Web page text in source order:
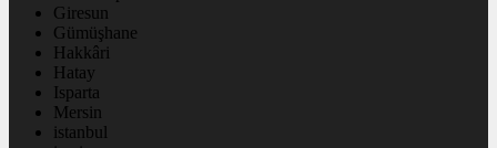
Giresun
Gümüşhane
Hakkâri
Hatay
Isparta
Mersin
istanbul